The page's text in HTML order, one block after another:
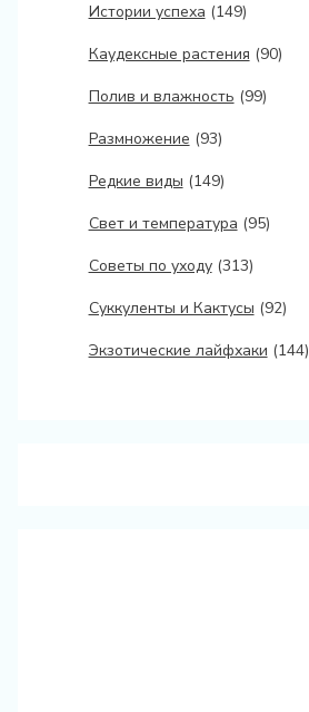
Истории успеха (149)
Каудексные растения (90)
Полив и влажность (99)
Размножение (93)
Редкие виды (149)
Свет и температура (95)
Советы по уходу(313)
Суккуленты и Кактусы (92)
Экзотические лайфхаки (144)